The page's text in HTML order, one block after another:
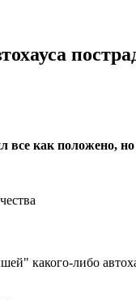
как положено, но
какого-либо